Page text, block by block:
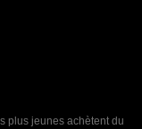
plus jeunes achètent du